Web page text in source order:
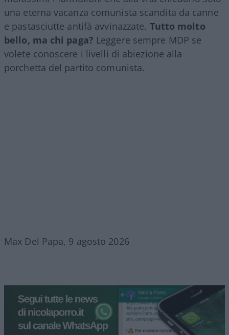
una eterna vacanza comunista scandita da canne
e pastasciutte antifà avvinazzate. Tutto molto
bello, ma chi paga? Leggere sempre MDP se
volete conoscere i livelli di abiezione alla
porchetta del partito comunista.
Max Del Papa, 9 agosto 2026